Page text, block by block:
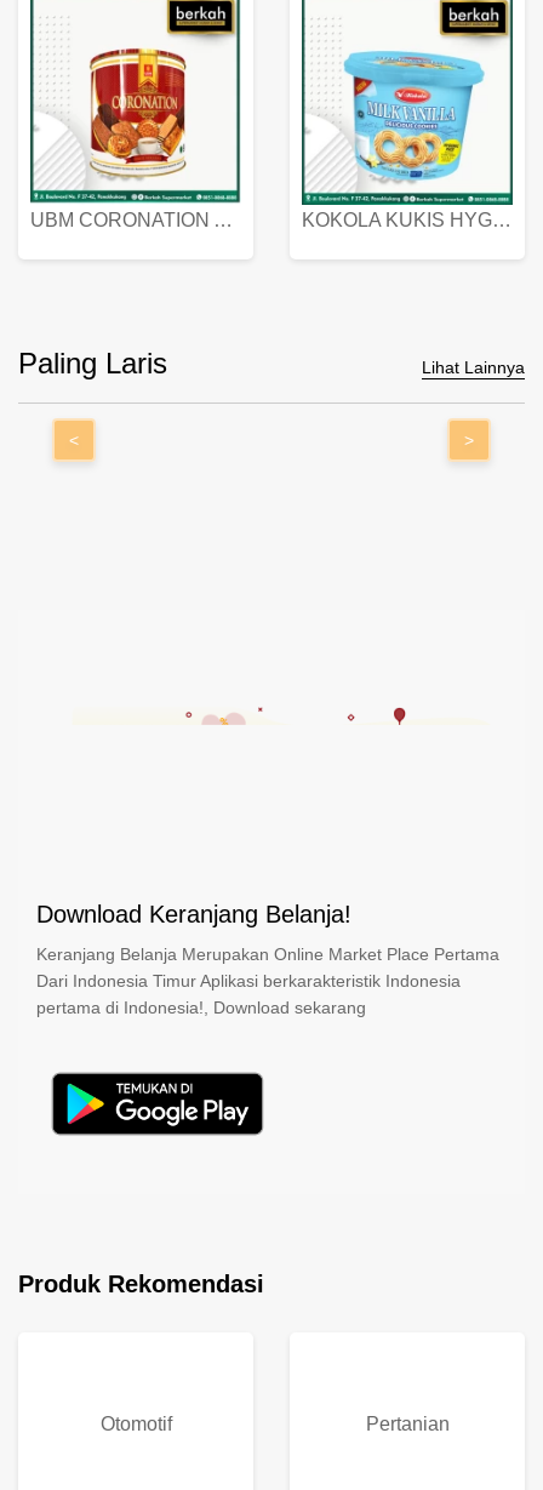
UBM CORONATION ASSORTED BISKUIT KALENG 450 GRAM KOKOLA KUKIS HYGIENIC MILK VANILLA PACK 320 GR
Paling Laris Lihat Lainnya
< >
Download Keranjang Belanja!
Keranjang Belanja Merupakan Online Market Place Pertama
Dari Indonesia Timur Aplikasi berkarakteristik Indonesia
pertama di Indonesia!, Download sekarang
Produk Rekomendasi
Otomotif Pertanian